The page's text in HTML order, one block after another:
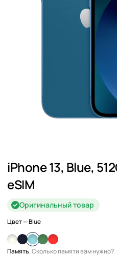
iPhone 13, Blue,
eSIM
Оригинальный товар
Цвет— Blue
Память.Сколько памяти вам нужно?